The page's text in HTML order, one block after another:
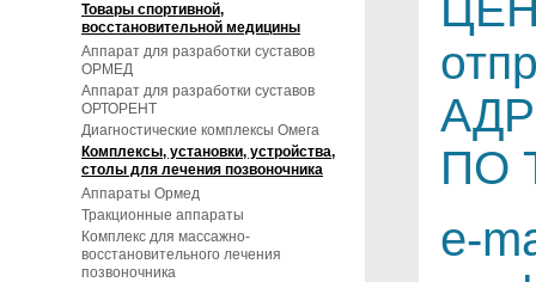
Товары спортивной,
восстановительной медицины
Аппарат для разработки суставов
ОРМЕД
Аппарат для разработки суставов
ОРТОРЕНТ
Диагностические комплексы Омега
Комплексы, установки, устройства,
столы для лечения позвоночника
Аппараты Ормед
Тракционные аппараты
Комплекс для массажно-
восстановительного лечения
позвоночника
ПО
e-